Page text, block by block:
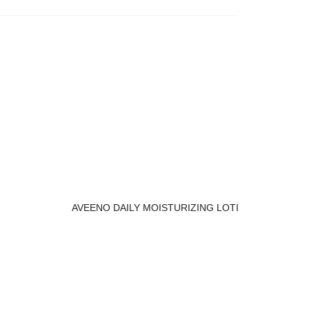
AVEENO DAILY MOISTURIZING LOTI